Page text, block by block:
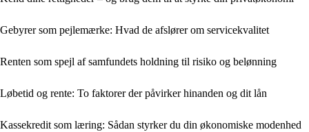
Gebyrer som pejlemærke: Hvad de afslører om servicekvalitet
Renten som spejl af samfundets holdning til risiko og belønning
Løbetid og rente: To faktorer der påvirker hinanden og dit lån
Kassekredit som læring: Sådan styrker du din økonomiske modenhed